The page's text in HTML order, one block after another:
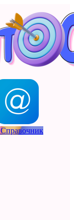
Справочник